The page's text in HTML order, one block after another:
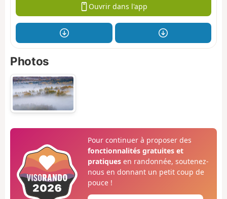
Ouvrir dans l'app
Photos
Pour continuer à proposer des
fonctionnalités gratuites et
pratiquesen randonnée, soutenez-
nous en donnant un petit coup de
pouce !